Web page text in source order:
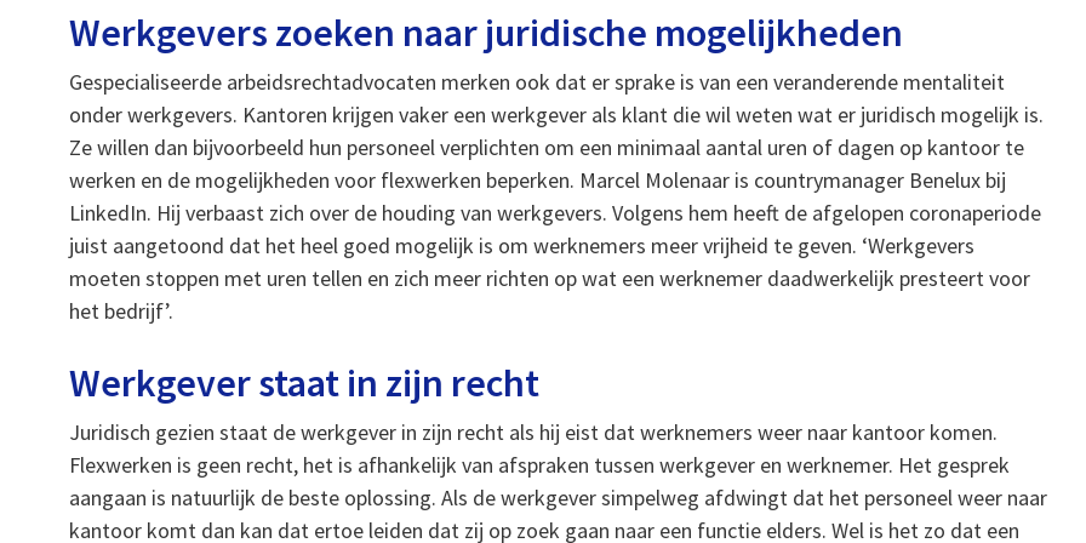
Werkgevers zoeken naar juridische mogelijkheden
Gespecialiseerde arbeidsrechtadvocaten merken ook dat er sprake is van een veranderende mentaliteit
onder werkgevers. Kantoren krijgen vaker een werkgever als klant die wil weten wat er juridisch mogelijk is.
Ze willen dan bijvoorbeeld hun personeel verplichten om een minimaal aantal uren of dagen op kantoor te
werken en de mogelijkheden voor flexwerken beperken. Marcel Molenaar is countrymanager Benelux bij
LinkedIn. Hij verbaast zich over de houding van werkgevers. Volgens hem heeft de afgelopen coronaperiode
juist aangetoond dat het heel goed mogelijk is om werknemers meer vrijheid te geven. ‘Werkgevers
moeten stoppen met uren tellen en zich meer richten op wat een werknemer daadwerkelijk presteert voor
het bedrijf’.
Werkgever staat in zijn recht
Juridisch gezien staat de werkgever in zijn recht als hij eist dat werknemers weer naar kantoor komen.
Flexwerken is geen recht, het is afhankelijk van afspraken tussen werkgever en werknemer. Het gesprek
aangaan is natuurlijk de beste oplossing. Als de werkgever simpelweg afdwingt dat het personeel weer naar
kantoor komt dan kan dat ertoe leiden dat zij op zoek gaan naar een functie elders. Wel is het zo dat een